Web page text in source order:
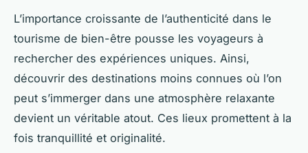
L’importance croissante de l’authenticité dans le
tourisme de bien-être pousse les voyageurs à
rechercher des expériences uniques. Ainsi,
découvrir des destinations moins connues où l’on
peut s’immerger dans une atmosphère relaxante
devient un véritable atout. Ces lieux promettent à la
fois tranquillité et originalité.